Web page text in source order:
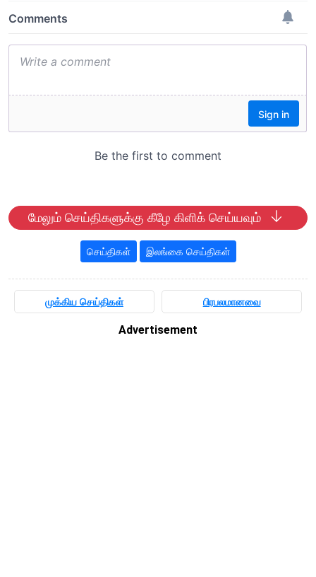
மேலும் செய்திகளுக்கு கீழே கிளிக் செய்யவும்
செய்திகள் இலங்கை செய்திகள்
முக்கிய செய்திகள் பிரபலமானவை
Advertisement